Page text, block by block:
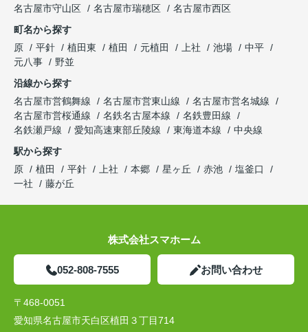
名古屋市守山区
名古屋市瑞穂区
名古屋市西区
町名から探す
原
平針 植田東 植田 元植田 上社 池場
中平
元八事
野並
沿線から探す
名古屋市営鶴舞線
名古屋市営東山線
名古屋市営名城線
名古屋市営桜通線
名鉄名古屋本線
名鉄豊田線
名鉄瀬戸線
愛知高速東部丘陵線 東海道本線
中央線
駅から探す
原
植田 平針 上社 本郷 星ヶ丘 赤池
塩釜口
一社
藤が丘
株式会社スマホーム
052-808-7555 お問い合わせ
〒468-0051
愛知県名古屋市天白区植田３丁目714